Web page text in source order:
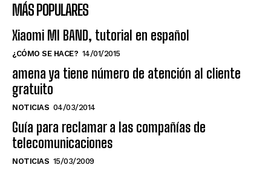
MÁS POPULARES
Xiaomi MI BAND, tutorial en español
¿CÓMO SE HACE? 14/01/2015
amena ya tiene número de atención al cliente
gratuito
NOTICIAS 04/03/2014
Guía para reclamar a las compañías de
telecomunicaciones
NOTICIAS 15/03/2009